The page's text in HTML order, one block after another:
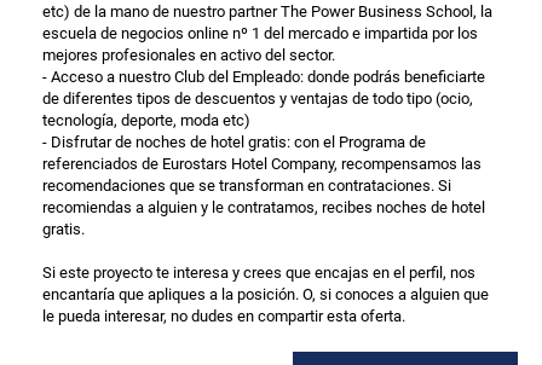
etc) de la mano de nuestro partner The Power Business School, la
escuela de negocios online nº 1 del mercado e impartida por los
mejores profesionales en activo del sector.
- Acceso a nuestro Club del Empleado: donde podrás beneficiarte
de diferentes tipos de descuentos y ventajas de todo tipo (ocio,
tecnología, deporte, moda etc)
- Disfrutar de noches de hotel gratis: con el Programa de
referenciados de Eurostars Hotel Company, recompensamos las
recomendaciones que se transforman en contrataciones. Si
recomiendas a alguien y le contratamos, recibes noches de hotel
gratis.
Si este proyecto te interesa y crees que encajas en el perfil, nos
encantaría que apliques a la posición. O, si conoces a alguien que
le pueda interesar, no dudes en compartir esta oferta.